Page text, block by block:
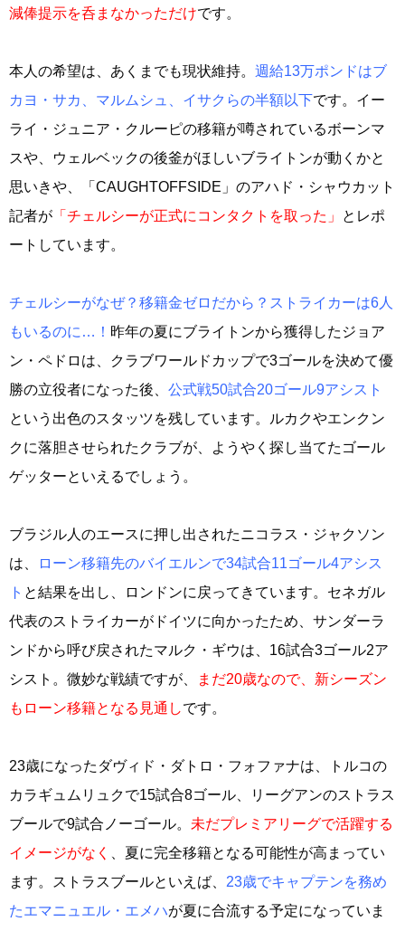
減俸提示を呑まなかっただけです。
本人の希望は、あくまでも現状維持。 週給13万ポンドはブ
カヨ・サカ、マルムシュ、イサクらの半額以下です。イー
ライ・ジュニア・クルーピの移籍が噂されているボーンマ
スや、ウェルベックの後釜がほしいブライトンが動くかと
思いきや、「CAUGHTOFFSIDE」のアハド・シャウカット
記者が 「チェルシーが正式にコンタクトを取った」
とレポ
ートしています。
チェルシーがなぜ？移籍金ゼロだから？ストライカーは6人
もいるのに…！ 昨年の夏にブライトンから獲得したジョア
ン・ペドロは、クラブワールドカップで3ゴールを決めて優
勝の立役者になった後、 公式戦50試合20ゴール9アシスト
という出色のスタッツを残しています。ルカクやエンクン
クに落胆させられたクラブが、ようやく探し当てたゴール
ゲッターといえるでしょう。
ブラジル人のエースに押し出されたニコラス・ジャクソン
は、
ローン移籍先のバイエルンで34試合11ゴール4アシス
ト と結果を出し、ロンドンに戻ってきています。セネガル
代表のストライカーがドイツに向かったため、サンダーラ
ンドから呼び戻されたマルク・ギウは、16試合3ゴール2ア
シスト。微妙な戦績ですが、
まだ20歳なので、新シーズン
もローン移籍となる見通しです。
23歳になったダヴィド・ダトロ・フォファナは、トルコの
カラギュムリュクで15試合8ゴール、リーグアンのストラス
ブールで9試合ノーゴール。 未だプレミアリーグで活躍する
イメージがなく
、夏に完全移籍となる可能性が高まってい
ます。ストラスブールといえば、 23歳でキャプテンを務め
たエマニュエル・エメハが夏に合流する予定になっていま